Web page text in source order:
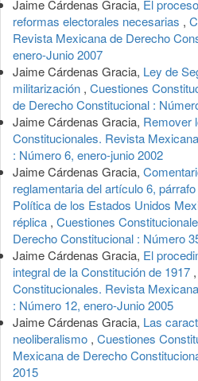
Jaime Cárdenas Gracia, El
reformas electorales necesarias ,
Revista Mexicana de Derecho
enero-Junio 2007
Jaime Cárdenas Gracia, Ley de
militarización , Cuestiones
de Derecho Constitucional :
Jaime Cárdenas Gracia, Remover
Constitucionales. Revista
: Número 6, enero-junio 2002
Jaime Cárdenas Gracia,
reglamentaria del artículo 6,
Política de los Estados Unidos
réplica , Cuestiones
Derecho Constitucional : Número
Jaime Cárdenas Gracia, El
integral de la Constitución de 1917 ,
Constitucionales. Revista
: Número 12, enero-Junio 2005
Jaime Cárdenas Gracia, Las
neoliberalismo , Cuestiones
Mexicana de Derecho
2015